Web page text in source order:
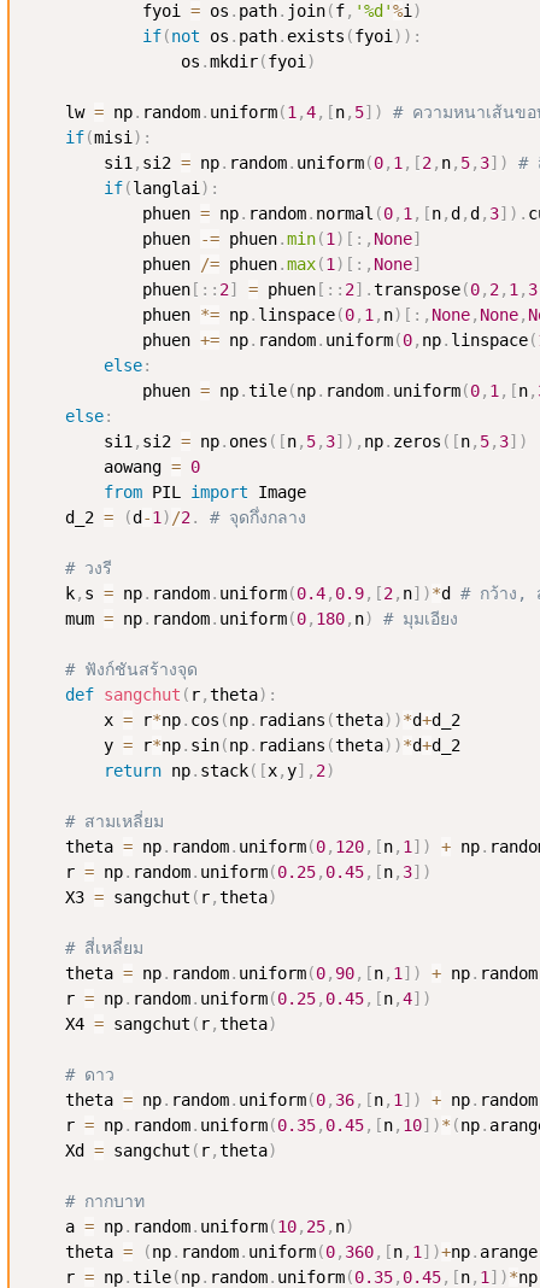
            fyoi
= os . path. join(f, '%d'%i)
if(not os . path. exists (fyoi) ) :
                os
.mkdir(fyoi)
    lw
= np. random. uniform(1,4, [n, 5] )
# ความหนาเส้นขอ
if(misi) :
        si1
, si2 = np. random. uniform(0, 1, [2, n, 5, 3] )
#
if(langlai) :
            phuen
= np. random. normal (0, 1, [n,d ,d , 3] ) .
            phuen
-= phuen.min(1) [ : , None]
            phuen
/= phuen.max(1) [ : , None]
            phuen
[ : : 2] = phuen [ : : 2] .transpose(0, 2, 1, 3
            phuen
*= np. linspace(0, 1, n) [ : , None, None,
            phuen
+= np. random. uniform(0, np. linspace(
else:
            phuen
= np.tile(np. random. uniform(0, 1, [n,
else:
        si1
, si2 = np. ones ( [n, 5, 3] ) , np. zeros ( [n, 5, 3] )
        aowang
= 0
from PIL import Image
    d_2
= (d -1)/2. # จุดกึ่งกลาง
# วงรี
    k
, s = np. random. uniform(0.4, 0.9, [2, n] )*d # กว้าง,
    mum
= np. random. uniform(0, 180, n) # มุมเอียง
# ฟังก์ชันสร้างจุด
def sangchut ( r,theta) :
        x
= r*np. cos (np. radians (theta) )*d+d_2
        y
= r*np. sin(np. radians (theta) )*d+d_2
return np. stack( [x,y] , 2)
# สามเหลี่ยม
    theta
= np. random. uniform(0, 120, [n, 1] ) + np.
    r
= np. random. uniform(0.25, 0.45, [n, 3] )
    X3
= sangchut ( r,theta)
# สี่เหลี่ยม
    theta
= np. random. uniform(0, 90, [n, 1] ) + np. random
    r
= np. random. uniform(0.25, 0.45, [n,4] )
    X4
= sangchut ( r,theta)
# ดาว
    theta
= np. random. uniform(0, 36, [n, 1] ) + np. random
    r
= np. random. uniform(0.35, 0.45, [n, 10] )* (np.
    Xd
= sangchut ( r,theta)
# กากบาท
    a
= np. random. uniform(10, 25, n)
    theta
= (np. random. uniform(0, 360, [n, 1] )+np. arange
    r
= np.tile(np. random. uniform(0.35, 0.45, [n, 1] )*np